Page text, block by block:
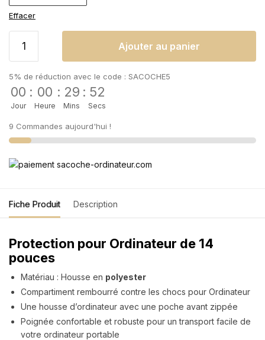
Effacer
Ajouter au panier
5% de réduction avec le code : SACOCHE5
00
Jour
: 00
Heure
: 29
Mins
: 52
Secs
9 Commandes aujourd'hui !
Fiche Produit Description
Protection pour Ordinateur de 14
pouces
Matériau : Housse en polyester
Compartiment rembourré contre les chocs pour Ordinateur
Une housse d’ordinateur avec une poche avant zippée
Poignée confortable et robuste pour un transport facile de
votre ordinateur portable